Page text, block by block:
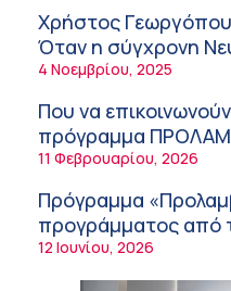
Πώς να προλάβετε
διάρροια των
8:30 πμ
Ευμενής
General): Γιατί η
καθοδηγείται από
7:37 πμ
Ιωάννης Μπολέτης
5:42 πμ
Χρήστος
Όταν η σύγχρονη
φόβο!
4 Νοεμβρίου, 2025
Που να
πρόγραμμα
παχυσαρκίας
11 Φεβρουαρίου, 2026
Πρόγραμμα
προγράμματος από
Δωρεάν
2030
12 Ιουνίου, 2026